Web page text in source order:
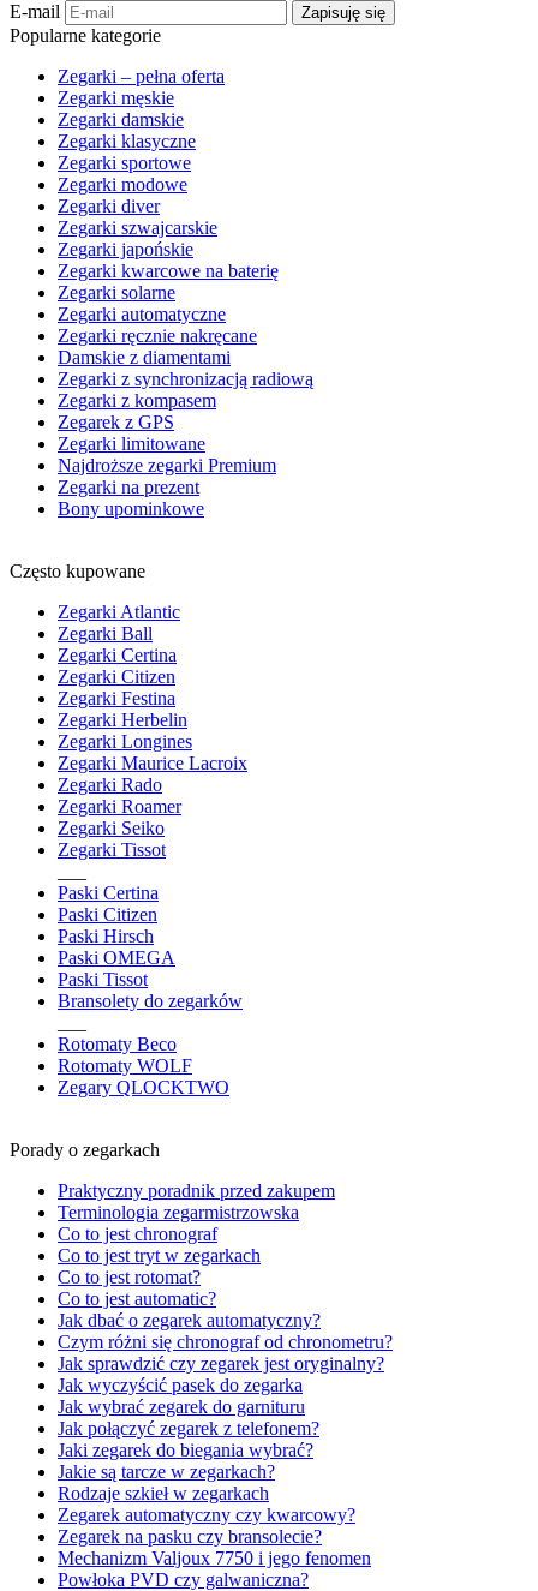
E-mail Zapisuję się
Popularne kategorie
Zegarki – pełna oferta
Zegarki męskie
Zegarki damskie
Zegarki klasyczne
Zegarki sportowe
Zegarki modowe
Zegarki diver
Zegarki szwajcarskie
Zegarki japońskie
Zegarki kwarcowe na baterię
Zegarki solarne
Zegarki automatyczne
Zegarki ręcznie nakręcane
Damskie z diamentami
Zegarki z synchronizacją radiową
Zegarki z kompasem
Zegarek z GPS
Zegarki limitowane
Najdroższe zegarki Premium
Zegarki na prezent
Bony upominkowe
Często kupowane
Zegarki Atlantic
Zegarki Ball
Zegarki Certina
Zegarki Citizen
Zegarki Festina
Zegarki Herbelin
Zegarki Longines
Zegarki Maurice Lacroix
Zegarki Rado
Zegarki Roamer
Zegarki Seiko
Zegarki Tissot
Paski Certina
Paski Citizen
Paski Hirsch
Paski OMEGA
Paski Tissot
Bransolety do zegarków
Rotomaty Beco
Rotomaty WOLF
Zegary QLOCKTWO
Porady o zegarkach
Praktyczny poradnik przed zakupem
Terminologia zegarmistrzowska
Co to jest chronograf
Co to jest tryt w zegarkach
Co to jest rotomat?
Co to jest automatic?
Jak dbać o zegarek automatyczny?
Czym różni się chronograf od chronometru?
Jak sprawdzić czy zegarek jest oryginalny?
Jak wyczyścić pasek do zegarka
Jak wybrać zegarek do garnituru
Jak połączyć zegarek z telefonem?
Jaki zegarek do biegania wybrać?
Jakie są tarcze w zegarkach?
Rodzaje szkieł w zegarkach
Zegarek automatyczny czy kwarcowy?
Zegarek na pasku czy bransolecie?
Mechanizm Valjoux 7750 i jego fenomen
Powłoka PVD czy galwaniczna?